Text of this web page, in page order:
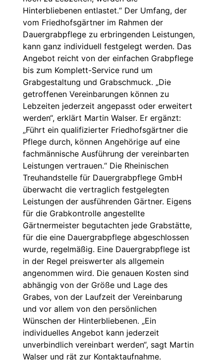
Hinterbliebenen entlastet.“ Der Umfang, der
vom Friedhofsgärtner im Rahmen der
Dauergrabpflege zu erbringenden Leistungen,
kann ganz individuell festgelegt werden. Das
Angebot reicht von der einfachen Grabpflege
bis zum Komplett-Service rund um
Grabgestaltung und Grabschmuck. „Die
getroffenen Vereinbarungen können zu
Lebzeiten jederzeit angepasst oder erweitert
werden“, erklärt Martin Walser. Er ergänzt:
„Führt ein qualifizierter Friedhofsgärtner die
Pflege durch, können Angehörige auf eine
fachmännische Ausführung der vereinbarten
Leistungen vertrauen.“ Die Rheinischen
Treuhandstelle für Dauergrabpflege GmbH
überwacht die vertraglich festgelegten
Leistungen der ausführenden Gärtner. Eigens
für die Grabkontrolle angestellte
Gärtnermeister begutachten jede Grabstätte,
für die eine Dauergrabpflege abgeschlossen
wurde, regelmäßig. Eine Dauergrabpflege ist
in der Regel preiswerter als allgemein
angenommen wird. Die genauen Kosten sind
abhängig von der Größe und Lage des
Grabes, von der Laufzeit der Vereinbarung
und vor allem von den persönlichen
Wünschen der Hinterbliebenen. „Ein
individuelles Angebot kann jederzeit
unverbindlich vereinbart werden“, sagt Martin
Walser und rät zur Kontaktaufnahme.